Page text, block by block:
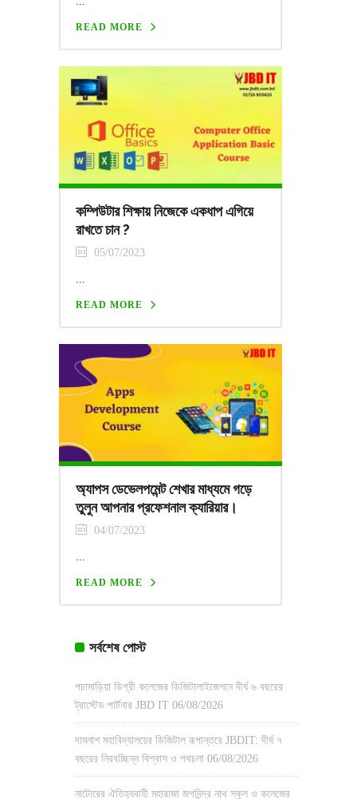
READ MORE
কম্পিউটার শিক্ষায় নিজেকে একধাপ এগিয়ে
রাখতে চান ?
05/07/2023
READ MORE
অ্যাপস ডেভেলপমেন্ট শেখার মাধ্যমে গড়ে
তুলুন আপনার প্রফেশনাল ক্যারিয়ার।
04/07/2023
READ MORE
সর্বশেষ পোস্ট
পচামাড়িয়া ডিগ্রী কলেজের ডিজিটালাইজেশনে দীর্ঘ ৬ বছরের
ট্রাস্টেড পার্টনার JBD IT 06/08/2026
দামনাশ মহাবিদ্যালয়ের ডিজিটাল রূপান্তরে JBDIT: দীর্ঘ ৭
বছরের নিরবচ্ছিন্ন বিশ্বাস ও পথচলা 06/08/2026
নাটোরের ঐতিহ্যবাহী মহারাজা জগদিন্দ্র নাথ স্কুল ও কলেজের